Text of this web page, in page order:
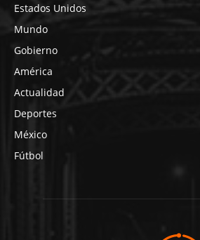
Estados Unidos
Mundo
Gobierno
América
Actualidad
Deportes
México
Fútbol